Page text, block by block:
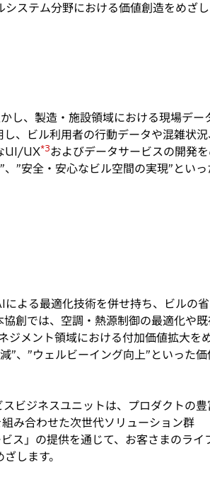
ステム分野における価値創造をめざ
し、製造・施設領域における現場デー
、ビル利用者の行動データや混雑状
UI/UX*3およびデータサービスの開発
”安全・安心なビル空間の実現”とい
よる最適化技術を併せ持ち、ビルの
創では、空調・熱源制御の最適化や既
メント領域における付加価値拡大を
、”ウェルビーイング向上”といった価
ビジネスユニットは、プロダクトの豊
み合わせた次世代ソリューション群
ス」の提供を通じて、お客さまのライ
します。